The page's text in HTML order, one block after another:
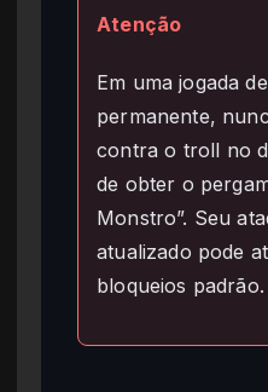
Atenção
Em uma jogada
permanente,
contra o troll no
de obter o
Monstro”. Seu
atualizado pode
bloqueios padrão.